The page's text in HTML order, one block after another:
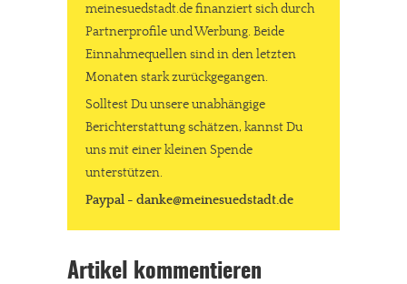
meinesuedstadt.de finanziert sich durch
Partnerprofile und Werbung. Beide
Einnahmequellen sind in den letzten
Monaten stark zurückgegangen.
Solltest Du unsere unabhängige
Berichterstattung schätzen, kannst Du
uns mit einer kleinen Spende
unterstützen.
Paypal - danke@meinesuedstadt.de
Artikel kommentieren